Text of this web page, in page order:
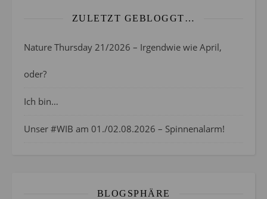
ZULETZT GEBLOGGT…
Nature Thursday 21/2026 – Irgendwie wie April,
oder?
Ich bin…
Unser #WIB am 01./02.08.2026 – Spinnenalarm!
BLOGSPHÄRE